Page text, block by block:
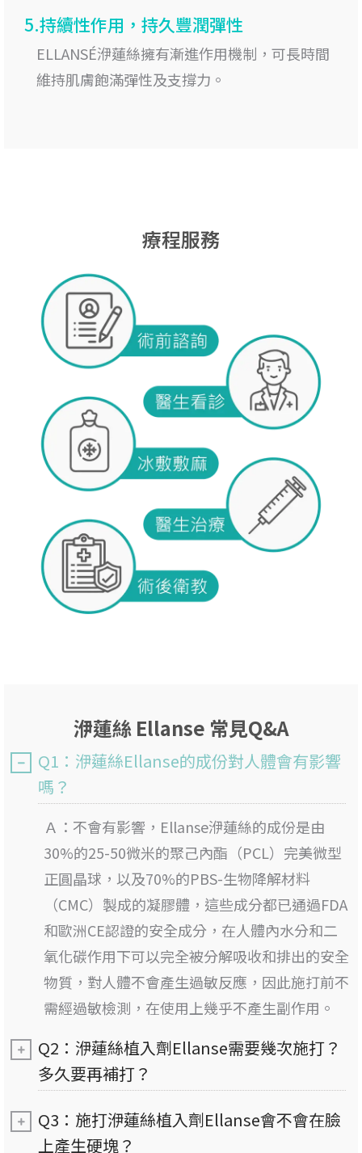
5.持續性作用，持久豐潤彈性
ELLANSÉ洢蓮絲擁有漸進作用機制，可長時間
維持肌膚飽滿彈性及支撐力。
療程服務
洢蓮絲 Ellanse 常見Q&A
Q1：洢蓮絲Ellanse的成份對人體會有影響
嗎？
Ａ： 不會有影響，Ellanse洢蓮絲的成份是由
30%的25-50微米的聚己內酯（PCL）完美微型
正圓晶球，以及70%的PBS-生物降解材料
（CMC）製成的凝膠體，這些成分都已通過FDA
和歐洲CE認證的安全成分，在人體內水分和二
氧化碳作用下可以完全被分解吸收和排出的安全
物質，對人體不會產生過敏反應，因此施打前不
需經過敏檢測，在使用上幾乎不產生副作用。
Q2：洢蓮絲植入劑Ellanse需要幾次施打？
多久要再補打？
Q3：施打洢蓮絲植入劑Ellanse會不會在臉
上產生硬塊？